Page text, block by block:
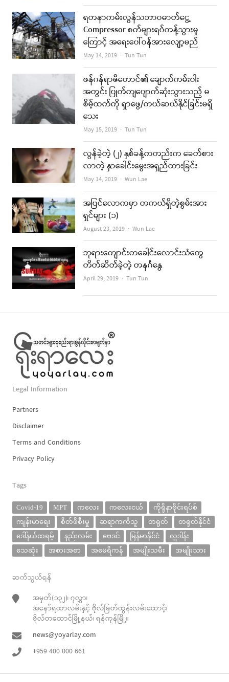
ရတနာကမ်းလွန်သဘာဝဓာတ်ငွေ့
Compressor စက်များရပ်တန့်သွားမှု
ကြောင့် အရေးပေါ်ဝန်အားလျော့မည်
May 14, 2019 Author
Tun Tun
ဖန်ဂန်ရာဇီတောင်၏ ချောက်ကမ်းပါး
အတွင်း ပြုတ်ကျပျောက်ဆုံးသွားသည့် မ
စိမ့်ထက်ကို ရှာဖွေ/ကယ်ဆယ်နိုင်ခြင်းမရှိ
သေး
May 15, 2019 Author
Tun Tun
လွန်ခဲ့တဲ့ (၂) နှစ်ခန့်ကတည်းက ခေတ်စား
လာတဲ့ နှာခေါင်းမွေးအရှည်ထားခြင်း
May 14, 2019 Author
Wun Lae
အပြင်လောကမှာ တကယ်ရှိတဲ့စွမ်းအား
ရှင်များ (၁)
August 23, 2019 Author
Wun Lae
ဘုရားကျောင်းကခေါင်းလောင်းသံတွေ
တိတ်ဆိတ်ခဲ့တဲ့ တနင်္ဂနွေ
April 29, 2019 Author
Tun Tun
Legal Information
Partners
Disclaimer
Terms and Conditions
Privacy Policy
Tags
Covid-19 MPT ကလေး ကလေးငယ်
ကိုရိုနာဗိုင်းရပ်စ်
ကျန်းမာရေး
စိတ်ဖိစီးမှု ဆရာကင်္ကသူ တရုတ်
တရုတ်နိုင်ငံ
ဒေါ်နယ်ထရမ့်
နည်းလမ်း ဗေဒင် မြန်မာနိုင်ငံ
လှူဒါန်း
သေဆုံး
အစားအစာ အမေရိကန် အမျိုးသမီး အမျိုးသား
ဆက်သွယ်ရန်
အမှတ်(၁၃၂)၊ ၇လွှာ၊
အနော်ရထာလမ်းနှင့် ဗိုလ်မြတ်ထွန်းလမ်းထောင့်၊
ဗိုလ်တထောင်မြို့နယ်၊ ရန်ကုန်မြို့။
news@yoyarlay.com
+959 400 000 661